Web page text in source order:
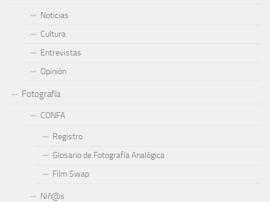
Noticias
Cultura
Entrevistas
Opinión
Fotografía
CONFA
Registro
Glosario de Fotografía Analógica
Film Swap
Niñ@s